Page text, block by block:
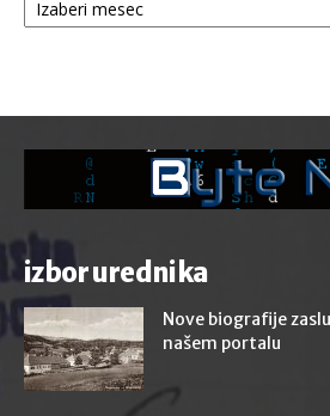
izbor urednika
Nove biografije
našem portalu